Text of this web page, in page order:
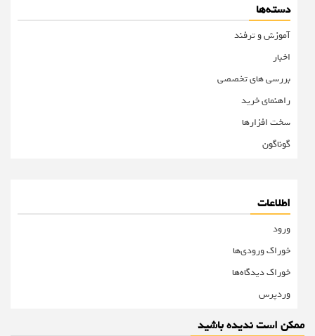
دسته‌ها
آموزش و ترفند
اخبار
بررسی های تخصصی
راهنمای خرید
سخت افزارها
گوناگون
اطلاعات
ورود
خوراک ورودی‌ها
خوراک دیدگاه‌ها
وردپرس
ممکن است ندیده باشید